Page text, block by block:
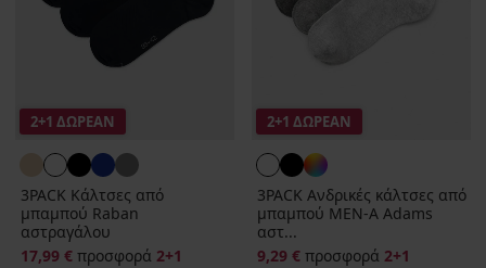
2+1 ΔΩΡΕΑΝ
3PACK Κάλτσες από
μπαμπού Raban
αστραγάλου
17,99 € προσφορά 2+1
2+1 ΔΩΡΕΑΝ
3PACK Ανδρικές κάλτσες από
μπαμπού MEN-A Adams
αστ...
9,29 € προσφορά 2+1